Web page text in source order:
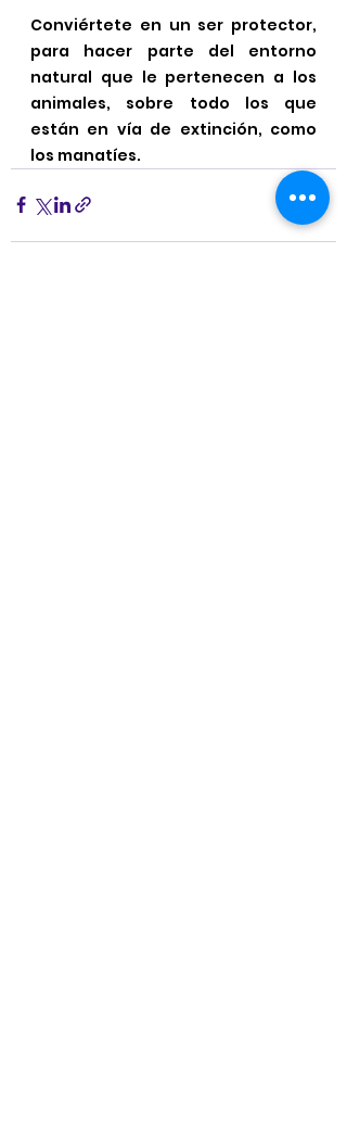
Conviértete en un ser protector,
para hacer parte del entorno
natural que le pertenecen a los
animales, sobre todo los que
están en vía de extinción, como
los manatíes.